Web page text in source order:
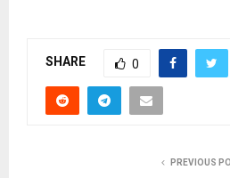
SHARE 0
PREVIOUS